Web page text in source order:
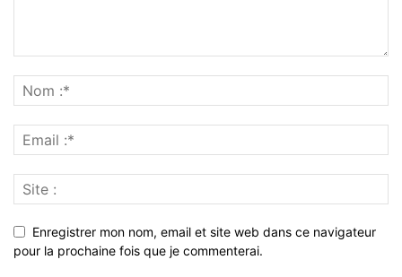
Enregistrer mon nom, email et site web dans ce navigateur
pour la prochaine fois que je commenterai.